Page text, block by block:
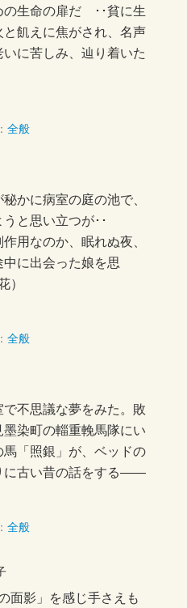
の生命の扉だ ･･貧に生
と飢えに焦がされ、名声
に苦しみ、辿り着いた
全般
かに病室の庭の池で、
と思い立つが･･
用なのか、眠れぬ夜、
に出会った娘を思
）
全般
不思議な夢をみた。敗
染町の輜重輓馬隊にい
「照銀」が、ベッドの
に古い昔の話をする――
全般
面影」を感じ手さえも